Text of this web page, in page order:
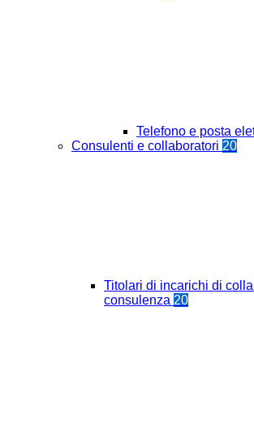
Telefono e posta
Consulenti e collaboratori 20
Titolari di incarichi di
consulenza 20